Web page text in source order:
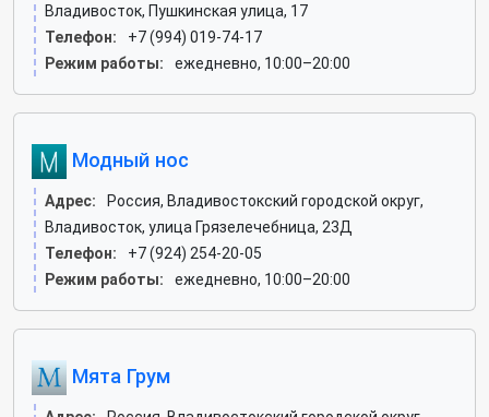
Владивосток, Пушкинская улица, 17
Телефон:
+7 (994) 019-74-17
Режим работы:
ежедневно, 10:00–20:00
Модный нос
Адрес:
Россия, Владивостокский городской округ,
Владивосток, улица Грязелечебница, 23Д
Телефон:
+7 (924) 254-20-05
Режим работы:
ежедневно, 10:00–20:00
Мята Грум